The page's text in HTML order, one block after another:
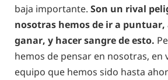
baja importante. Son un rival
nosotras hemos de ir a
ganar, y hacer sangre de esto.
hemos de pensar en nosotras, en
equipo que hemos sido hasta